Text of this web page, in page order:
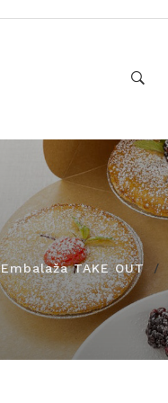
Embalaža TAKE OUT